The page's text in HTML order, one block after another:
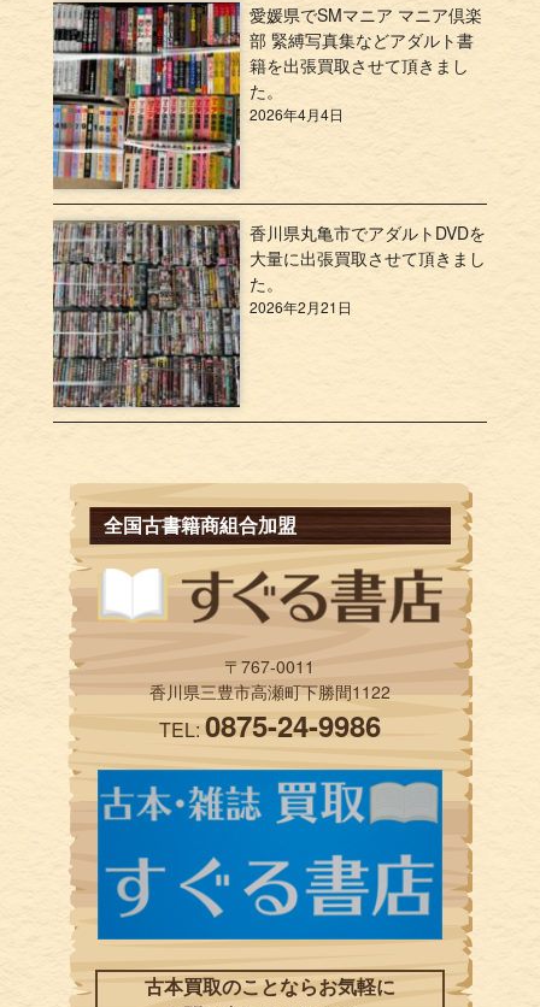
愛媛県でSMマニア マニア倶楽
部 緊縛写真集などアダルト書
籍を出張買取させて頂きまし
た。
2026年4月4日
香川県丸亀市でアダルトDVDを
大量に出張買取させて頂きまし
た。
2026年2月21日
全国古書籍商組合加盟
〒767-0011
香川県三豊市高瀬町下勝間1122
TEL:0875-24-9986
古本買取のことならお気軽に